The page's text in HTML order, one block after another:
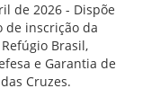
de 2026 - Dispõe
de inscrição da
Brasil,
e Garantia de
Cruzes.